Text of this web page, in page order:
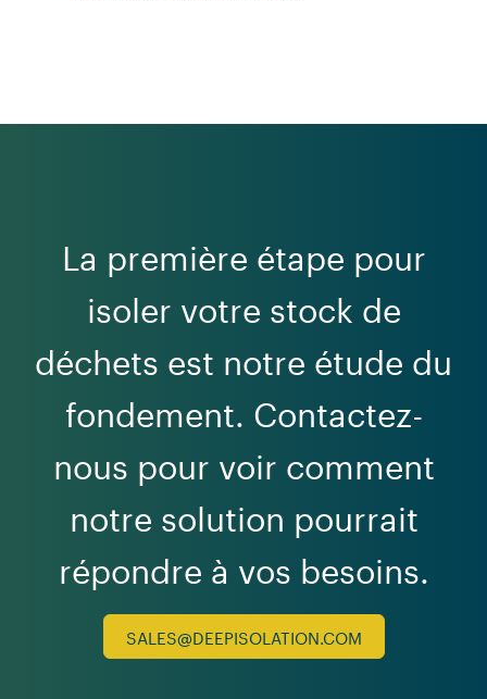
La première étape pour
isoler votre stock de
déchets est notre étude du
fondement. Contactez-
nous pour voir comment
notre solution pourrait
répondre à vos besoins.
SALES@DEEPISOLATION.COM